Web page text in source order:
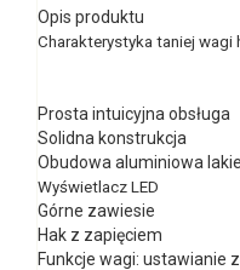
Opis produktu
Charakterystyka taniej wagi
Prosta intuicyjna obsługa
Solidna konstrukcja
Obudowa aluminiowa
Wyświetlacz LED
Górne zawiesie
Hak z zapięciem
Funkcje wagi: ustawianie